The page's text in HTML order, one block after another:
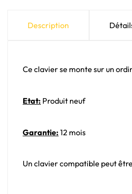
Description
Ce clavier se monte sur un
Etat: Produit neuf
Garantie: 12 mois
Un clavier compatible peut